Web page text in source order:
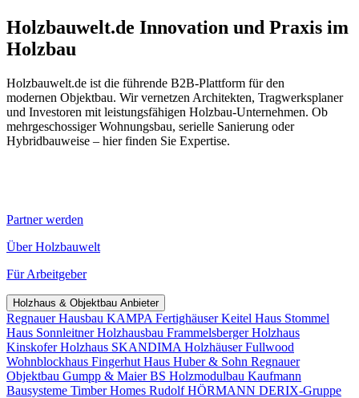
Holzbauwelt.de Innovation und Praxis im
Holzbau
Holzbauwelt.de ist die führende B2B-Plattform für den
modernen Objektbau. Wir vernetzen Architekten, Tragwerksplaner
und Investoren mit leistungsfähigen Holzbau-Unternehmen. Ob
mehrgeschossiger Wohnungsbau, serielle Sanierung oder
Hybridbauweise – hier finden Sie Expertise.
Partner werden
Über Holzbauwelt
Für Arbeitgeber
Holzhaus & Objektbau Anbieter
Regnauer Hausbau KAMPA FertighäuserKeitel Haus Stommel
Haus Sonnleitner Holzhausbau Frammelsberger Holzhaus
Kinskofer Holzhaus SKANDIMA HolzhäuserFullwood
Wohnblockhaus Fingerhut Haus Huber & Sohn Regnauer
Objektbau Gumpp & MaierBS Holzmodulbau Kaufmann
Bausysteme Timber Homes Rudolf HÖRMANN DERIX-Gruppe